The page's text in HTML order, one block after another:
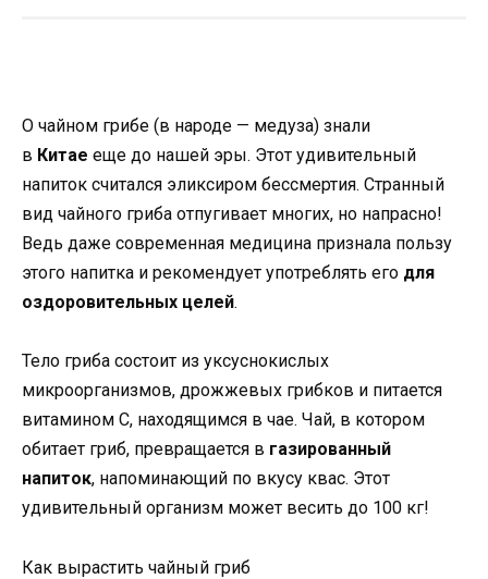
О чайном грибе (в народе — медуза) знали
в Китае еще до нашей эры. Этот удивительный
напиток считался эликсиром бессмертия. Странный
вид чайного гриба отпугивает многих, но напрасно!
Ведь даже современная медицина признала пользу
этого напитка и рекомендует употреблять его для
оздоровительных целей.
Тело гриба состоит из уксуснокислых
микроорганизмов, дрожжевых грибков и питается
витамином С, находящимся в чае. Чай, в котором
обитает гриб, превращается в газированный
напиток, напоминающий по вкусу квас. Этот
удивительный организм может весить до 100 кг!
Как вырастить чайный гриб